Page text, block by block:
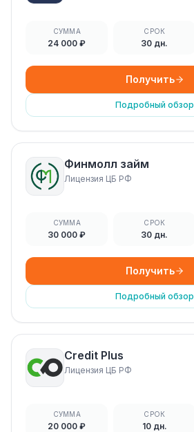
СУММА
24 000 ₽
СРОК
30 дн.
Получить
Подробный обзор
Финмолл займ
Лицензия ЦБ РФ
СУММА
30 000 ₽
СРОК
30 дн.
Получить
Подробный обзор
Credit Plus
Лицензия ЦБ РФ
СУММА
20 000 ₽
СРОК
10 дн.